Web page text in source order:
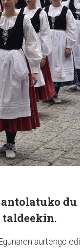
taldeekin.
aurtengo